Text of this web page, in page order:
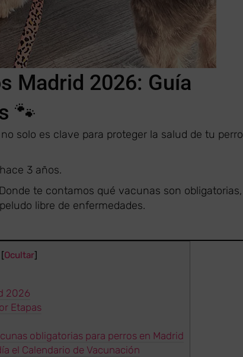
Madrid 2026: Guía
🐾
no solo es clave para proteger la salud de tu
3 años.
te contamos qué vacunas son obligatorias,
libre de enfermedades.
[Ocultar]
2026
Etapas
obligatorias para perros en Madrid
el Calendario de Vacunación